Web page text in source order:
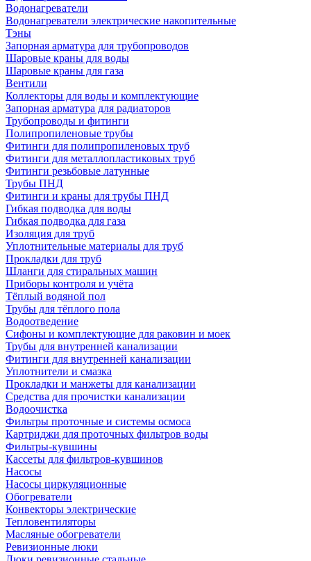
Водонагреватели
Водонагреватели электрические накопительные
Тэны
Запорная арматура для трубопроводов
Шаровые краны для воды
Шаровые краны для газа
Вентили
Коллекторы для воды и комплектующие
Запорная арматура для радиаторов
Трубопроводы и фитинги
Полипропиленовые трубы
Фитинги для полипропиленовых труб
Фитинги для металлопластиковых труб
Фитинги резьбовые латунные
Трубы ПНД
Фитинги и краны для трубы ПНД
Гибкая подводка для воды
Гибкая подводка для газа
Изоляция для труб
Уплотнительные материалы для труб
Прокладки для труб
Шланги для стиральных машин
Приборы контроля и учёта
Тёплый водяной пол
Трубы для тёплого пола
Водоотведение
Сифоны и комплектующие для раковин и моек
Трубы для внутренней канализации
Фитинги для внутренней канализации
Уплотнители и смазка
Прокладки и манжеты для канализации
Средства для прочистки канализации
Водоочистка
Фильтры проточные и системы осмоса
Картриджи для проточных фильтров воды
Фильтры-кувшины
Кассеты для фильтров-кувшинов
Насосы
Насосы циркуляционные
Обогреватели
Конвекторы электрические
Тепловентиляторы
Масляные обогреватели
Ревизионные люки